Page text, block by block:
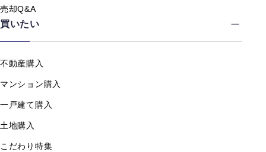
売却Q&A
買いたい
不動産購入
マンション購入
一戸建て購入
土地購入
こだわり特集